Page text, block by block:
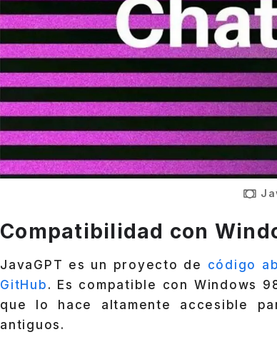
Compatibilidad con
JavaGPT es un proyecto de código
GitHub . Es compatible con Windows
que lo hace altamente accesible
antiguos.